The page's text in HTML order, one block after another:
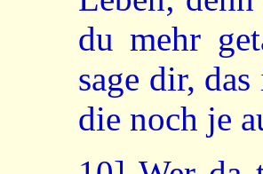
du mehr
sage dir,
die noch je